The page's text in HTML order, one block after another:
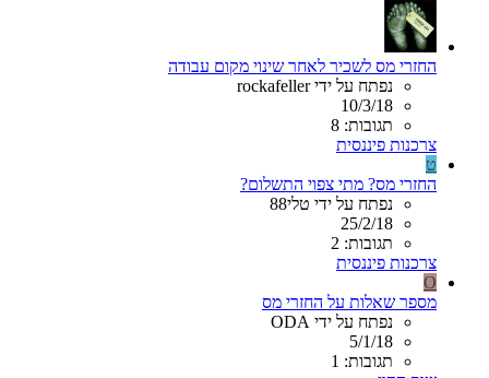
החזרי מס לשכיר לאחר שינוי מקום עבודה
נפתח על ידי rockafeller
10/3/18
תגובות: 8
צרכנות פיננסית
ט
החזרי מס? מתי צפוי התשלום?
נפתח על ידי טלי88
25/2/18
תגובות: 2
צרכנות פיננסית
O
מספר שאלות על החזרי מס
נפתח על ידי ODA
5/1/18
תגובות: 1